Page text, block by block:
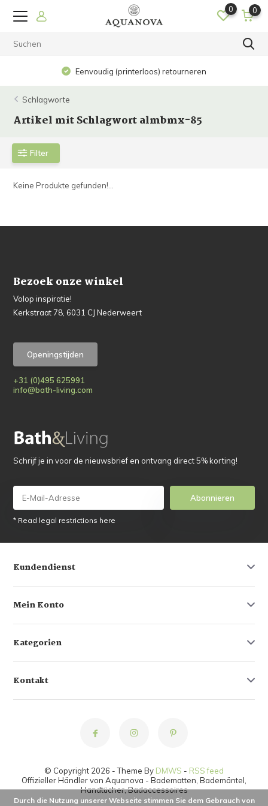
0 0
Eenvoudig (printerloos) retourneren
Schlagworte
Artikel mit Schlagwort almbmx-85
Filter
Keine Produkte gefunden!...
Bezoek onze winkel
Volop inspiratie!
Kerkstraat 78, 6031 CJ Nederweert
Openingstijden
+31 (0)495 625991
info@bath-living.com
Schrijf je in voor de nieuwsbrief en ontvang direct 5% korting!
Abonnieren
* Read legal restrictions here
Kundendienst
Mein Konto
Kategorien
Kontakt
© Copyright 2026 - Theme By DMWS - RSS feed
Offizieller Händler von Aquanova - Badematten, Bademäntel,
Handtücher, Badaccessoires
Durch die Nutzung unserer Webseite stimmen Sie dem Gebrauch von